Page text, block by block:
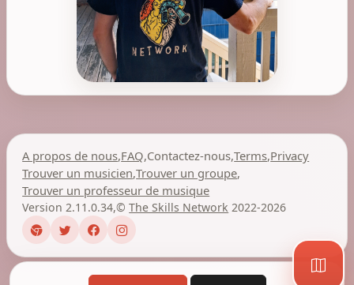
A propos de nous,FAQ,Contactez-nous,Terms,Privacy
Trouver un musicien,Trouver un groupe,
Trouver un professeur de musique
Version 2.11.0.34,©The Skills Network 2022-2026